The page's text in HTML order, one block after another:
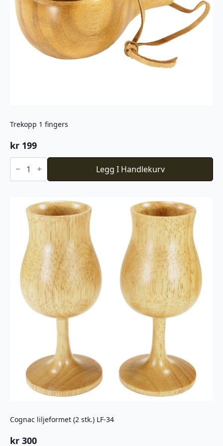
Trekopp 1 fingers
kr 199
Trekopp
antall
Legg I Handlekurv
Cognac liljeformet (2 stk.) LF-34
kr 300